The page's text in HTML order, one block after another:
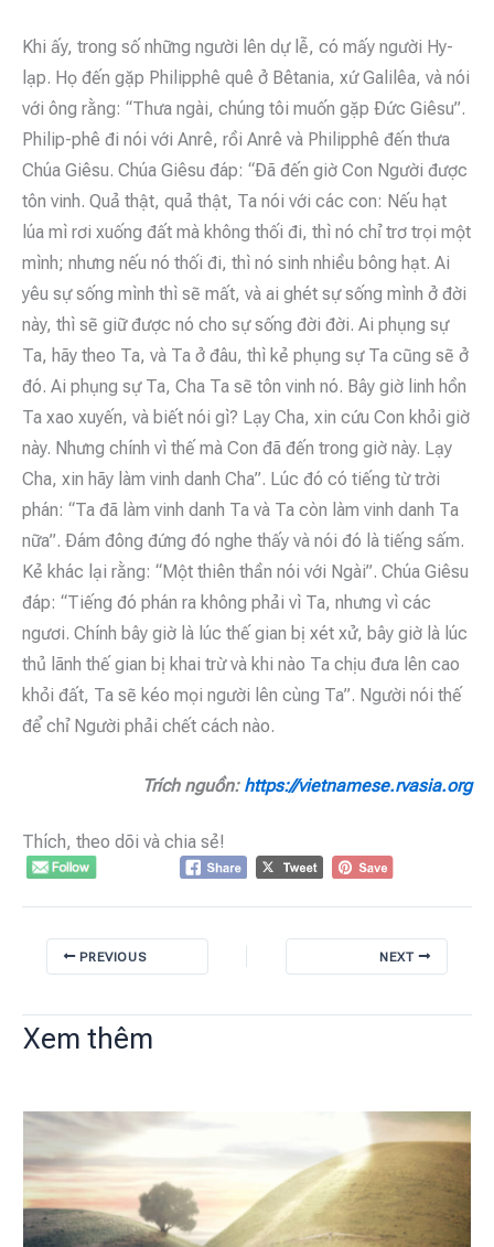
Khi ấy, trong số những người lên dự lễ, có mấy người Hy-
lạp. Họ đến gặp Philipphê quê ở Bêtania, xứ Galilêa, và nói
với ông rằng: “Thưa ngài, chúng tôi muốn gặp Ðức Giêsu”.
Philip-phê đi nói với Anrê, rồi Anrê và Philipphê đến thưa
Chúa Giêsu. Chúa Giêsu đáp: “Ðã đến giờ Con Người được
tôn vinh. Quả thật, quả thật, Ta nói với các con: Nếu hạt
lúa mì rơi xuống đất mà không thối đi, thì nó chỉ trơ trọi một
mình; nhưng nếu nó thối đi, thì nó sinh nhiều bông hạt. Ai
yêu sự sống mình thì sẽ mất, và ai ghét sự sống mình ở đời
này, thì sẽ giữ được nó cho sự sống đời đời. Ai phụng sự
Ta, hãy theo Ta, và Ta ở đâu, thì kẻ phụng sự Ta cũng sẽ ở
đó. Ai phụng sự Ta, Cha Ta sẽ tôn vinh nó. Bây giờ linh hồn
Ta xao xuyến, và biết nói gì? Lạy Cha, xin cứu Con khỏi giờ
này. Nhưng chính vì thế mà Con đã đến trong giờ này. Lạy
Cha, xin hãy làm vinh danh Cha”. Lúc đó có tiếng từ trời
phán: “Ta đã làm vinh danh Ta và Ta còn làm vinh danh Ta
nữa”. Ðám đông đứng đó nghe thấy và nói đó là tiếng sấm.
Kẻ khác lại rằng: “Một thiên thần nói với Ngài”. Chúa Giêsu
đáp: “Tiếng đó phán ra không phải vì Ta, nhưng vì các
ngươi. Chính bây giờ là lúc thế gian bị xét xử, bây giờ là lúc
thủ lãnh thế gian bị khai trừ và khi nào Ta chịu đưa lên cao
khỏi đất, Ta sẽ kéo mọi người lên cùng Ta”. Người nói thế
để chỉ Người phải chết cách nào.
Trích nguồn: https://vietnamese.rvasia.org
Thích, theo dõi và chia sẻ!
PREVIOUS NEXT
Xem thêm